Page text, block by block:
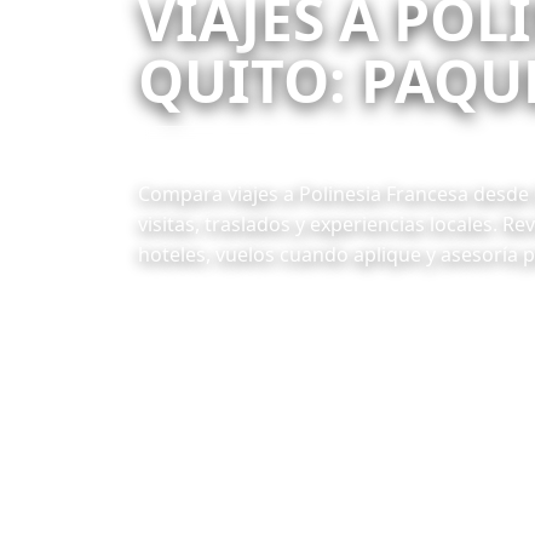
VIAJES A
QUITO:
Compara viajes a Polinesia Francesa
visitas, traslados y experiencias locales.
hoteles, vuelos cuando aplique y asesoría